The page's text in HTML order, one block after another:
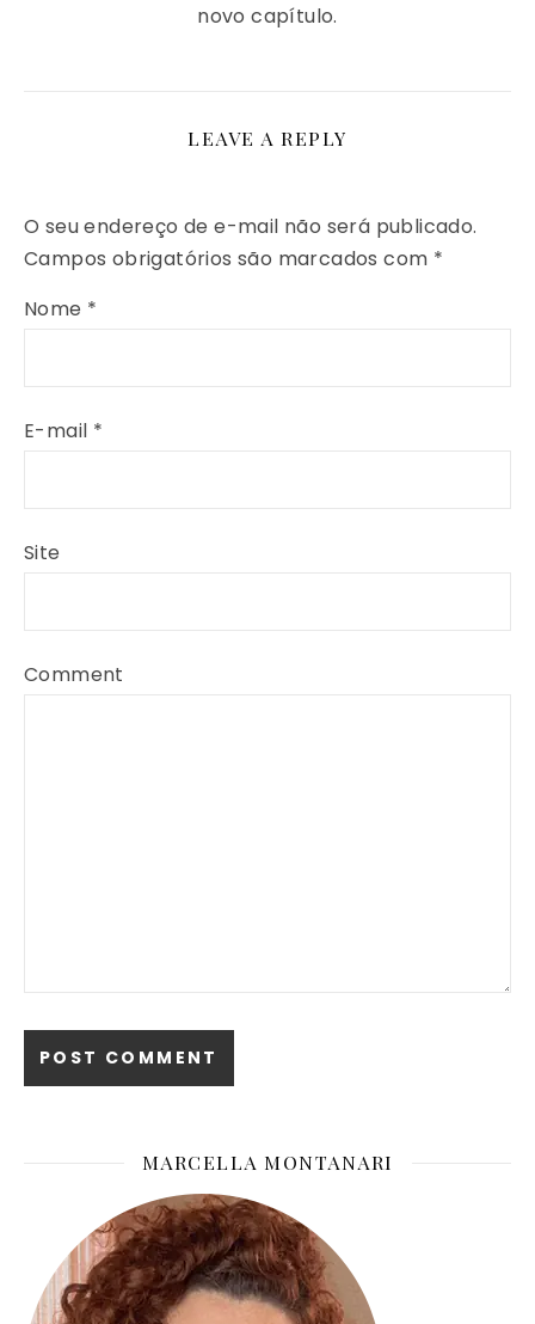
novo capítulo.
LEAVE A REPLY
O seu endereço de e-mail não será publicado.
Campos obrigatórios são marcados com *
Nome *
E-mail *
Site
Comment
MARCELLA MONTANARI